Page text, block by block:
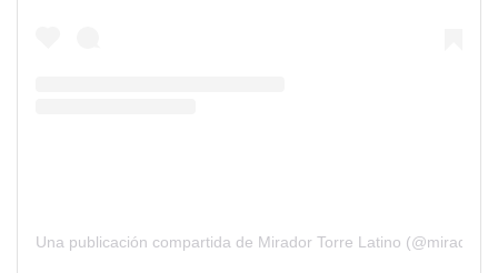
Una publicación compartida de Mirador Torre Latino